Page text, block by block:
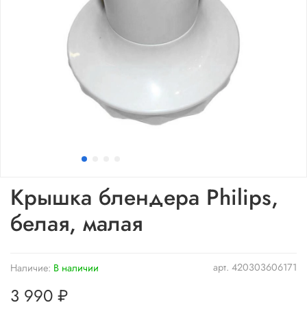
арт. 420303606171
Наличие: В наличии
Крышка блендера Philips,
белая, малая
3 990 ₽